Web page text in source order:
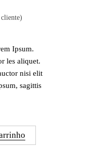
Ipsum.
les aliquet.
nisi elit
sagittis